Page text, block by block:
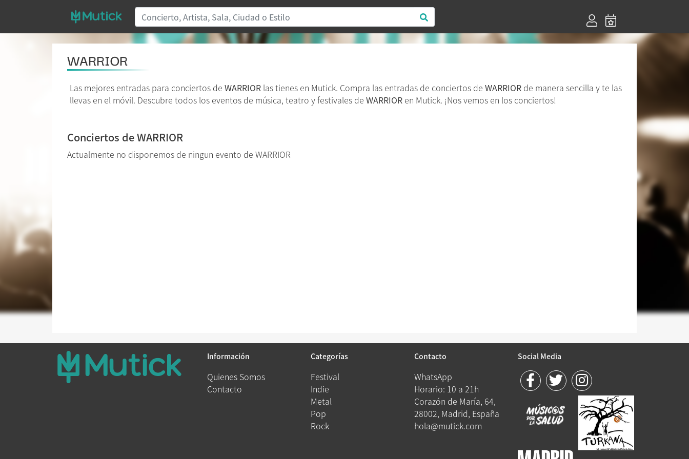
WARRIOR
Las mejores entradas para conciertos de WARRIOR las tienes en Mutick. Compra las entradas de conciertos de WARRIOR de manera sencilla y te las
llevas en el móvil. Descubre todos los eventos de música, teatro y festivales de WARRIOR en Mutick. ¡Nos vemos en los conciertos!
Conciertos de WARRIOR
Actualmente no disponemos de ningun evento de WARRIOR
Información
Quienes Somos
Contacto
Categorías
Festival
Indie
Metal
Pop
Rock
Contacto
WhatsApp
Horario: 10 a 21h
Corazón de María, 64,
28002, Madrid, España
hola@mutick.com
Social Media